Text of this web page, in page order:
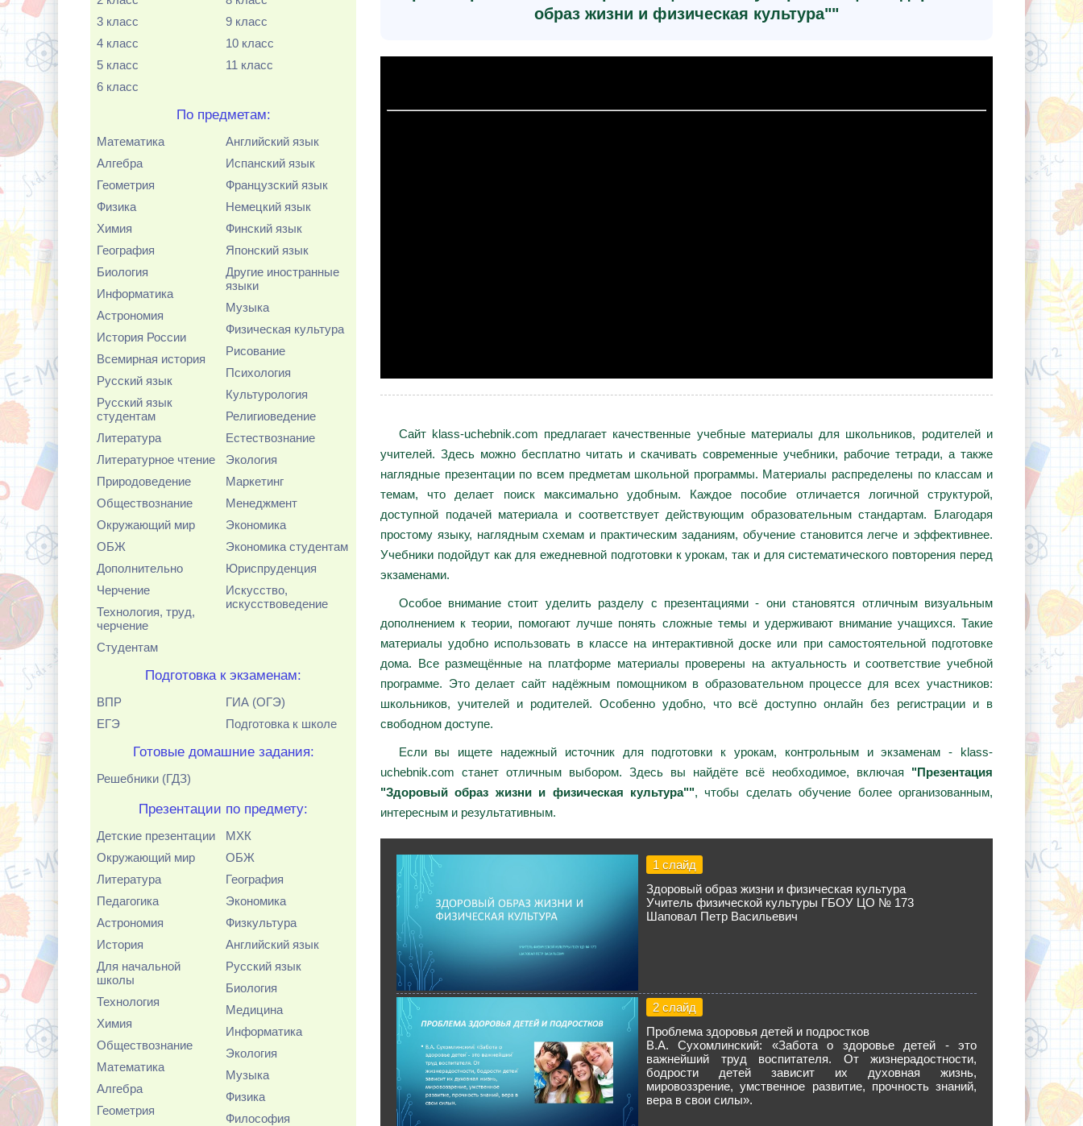
3 класс
4 класс
5 класс
6 класс
9 класс
10 класс
11 класс
По предметам:
Математика
Алгебра
Геометрия
Физика
Химия
География
Биология
Информатика
Астрономия
История России
Всемирная история
Русский язык
Русский язык
студентам
Литература
Литературное чтение
Природоведение
Обществознание
Окружающий мир
ОБЖ
Дополнительно
Черчение
Технология, труд,
черчение
Студентам
Английский язык
Испанский язык
Французский язык
Немецкий язык
Финский язык
Японский язык
Другие иностранные
языки
Музыка
Физическая культура
Рисование
Психология
Культурология
Религиоведение
Естествознание
Экология
Маркетинг
Менеджмент
Экономика
Экономика студентам
Юриспруденция
Искусство,
искусствоведение
Подготовка к экзаменам:
ВПР
ЕГЭ
ГИА (ОГЭ)
Подготовка к школе
Готовые домашние задания:
Решебники (ГДЗ)
Презентации по предмету:
Детские презентации
Окружающий мир
Литература
Педагогика
Астрономия
История
Для начальной
школы
Технология
Химия
Обществознание
Математика
Алгебра
Геометрия
МХК
ОБЖ
География
Экономика
Физкультура
Английский язык
Русский язык
Биология
Медицина
Информатика
Экология
Музыка
Физика
Философия
образ жизни и физическая культура""
Сайт klass-uchebnik.com предлагает качественные учебные материалы для школьников, родителей и
учителей. Здесь можно бесплатно читать и скачивать современные учебники, рабочие тетради, а также
наглядные презентации по всем предметам школьной программы. Материалы распределены по классам и
темам, что делает поиск максимально удобным. Каждое пособие отличается логичной структурой,
доступной подачей материала и соответствует действующим образовательным стандартам. Благодаря
простому языку, наглядным схемам и практическим заданиям, обучение становится легче и эффективнее.
Учебники подойдут как для ежедневной подготовки к урокам, так и для систематического повторения перед
экзаменами.
Особое внимание стоит уделить разделу с презентациями - они становятся отличным визуальным
дополнением к теории, помогают лучше понять сложные темы и удерживают внимание учащихся. Такие
материалы удобно использовать в классе на интерактивной доске или при самостоятельной подготовке
дома. Все размещённые на платформе материалы проверены на актуальность и соответствие учебной
программе. Это делает сайт надёжным помощником в образовательном процессе для всех участников:
школьников, учителей и родителей. Особенно удобно, что всё доступно онлайн без регистрации и в
свободном доступе.
Если вы ищете надежный источник для подготовки к урокам, контрольным и экзаменам - klass-
uchebnik.com станет отличным выбором. Здесь вы найдёте всё необходимое, включая "Презентация
"Здоровый образ жизни и физическая культура"", чтобы сделать обучение более организованным,
интересным и результативным.
1 слайд
Здоровый образ жизни и физическая культура
Учитель физической культуры ГБОУ ЦО № 173
Шаповал Петр Васильевич
2 слайд
Проблема здоровья детей и подростков
В.А. Сухомлинский: «Забота о здоровье детей - это
важнейший труд воспитателя. От жизнерадостности,
бодрости детей зависит их духовная жизнь,
мировоззрение, умственное развитие, прочность знаний,
вера в свои силы».